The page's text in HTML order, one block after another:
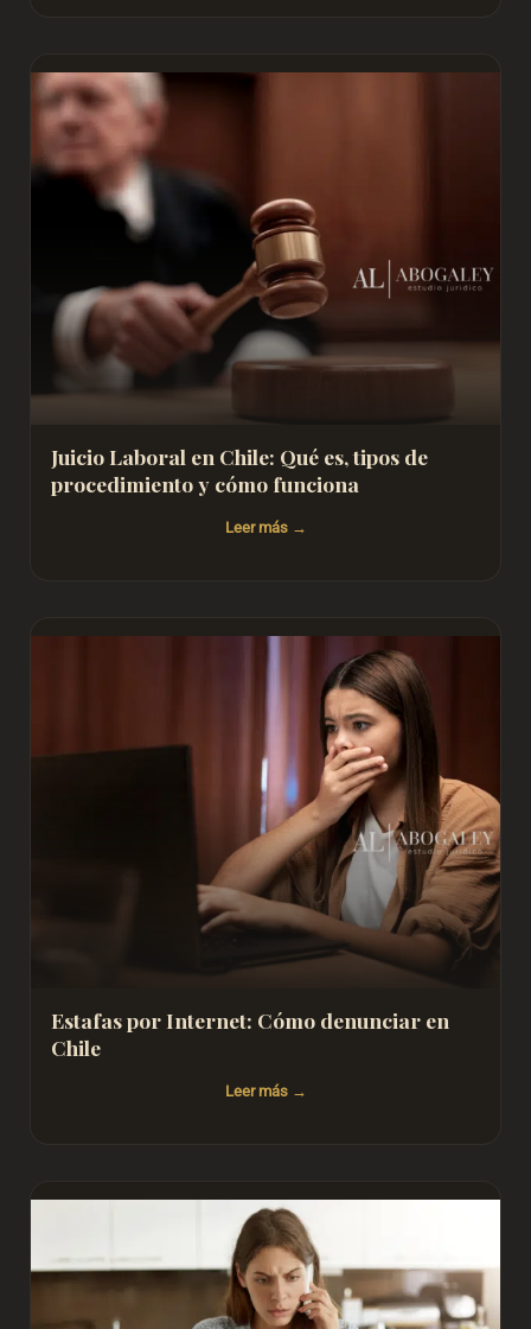
Juicio Laboral en Chile: Qué es, tipos de
procedimiento y cómo funciona
Leer más
Estafas por Internet: Cómo denunciar en
Chile
Leer más